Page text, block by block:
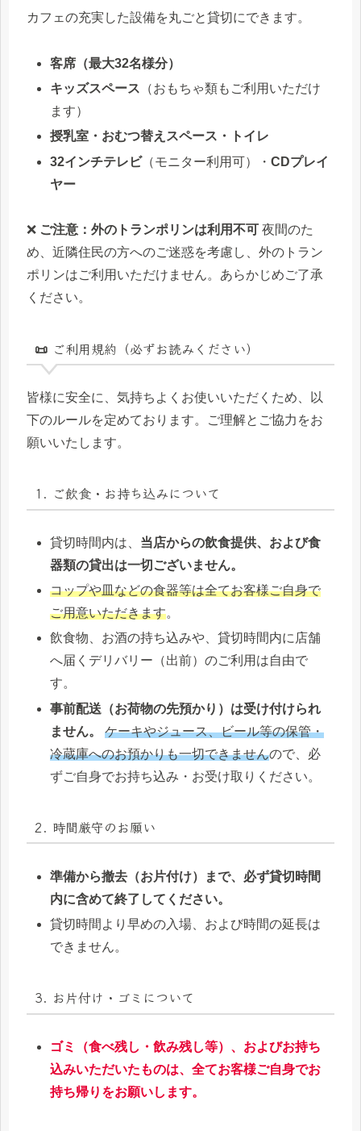
カフェの充実した設備を丸ごと貸切にできます。
客席（最大32名様分）
キッズスペース （おもちゃ類もご利用いただけ
ます）
授乳室・おむつ替えスペース・トイレ
32インチテレビ（モニター利用可）・CDプレイ
ヤー
❌ ご注意：外のトランポリンは利用不可 夜間のた
め、近隣住民の方へのご迷惑を考慮し、外のトラン
ポリンはご利用いただけません。あらかじめご了承
ください。
📜 ご利用規約（必ずお読みください）
皆様に安全に、気持ちよくお使いいただくため、以
下のルールを定めております。ご理解とご協力をお
願いいたします。
1. ご飲食・お持ち込みについて
貸切時間内は、 当店からの飲食提供、および食
器類の貸出は一切ございません。
コップや皿などの食器等は全てお客様ご自身で
ご用意いただきます。
飲食物、お酒の持ち込みや、貸切時間内に店舗
へ届くデリバリー（出前）のご利用は自由で
す。
事前配送（お荷物の先預かり）は受け付けられ
ません。
ケーキやジュース、ビール等の保管・
冷蔵庫へのお預かりも一切できませんので、必
ずご自身でお持ち込み・お受け取りください。
2. 時間厳守のお願い
準備から撤去（お片付け）まで、必ず貸切時間
内に含めて終了してください。
貸切時間より早めの入場、および時間の延長は
できません。
3. お片付け・ゴミについて
ゴミ（食べ残し・飲み残し等）、およびお持ち
込みいただいたものは、全てお客様ご自身でお
持ち帰りをお願いします。